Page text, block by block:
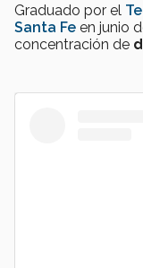
Graduado por el
Santa Fe en junio
concentración de